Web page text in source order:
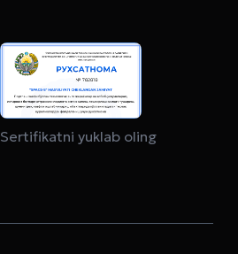
Sertifikatni yuklab oling